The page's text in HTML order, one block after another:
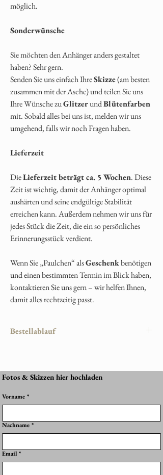
möglich.
Sonderwünsche
Sie möchten den Anhänger anders gestaltet
haben? Sehr gern.
Senden Sie uns einfach IhreSkizze(am besten
zusammen mit der Asche) und teilen Sie uns
Ihre Wünsche zuGlitzerundBlütenfarben
mit. Sobald alles bei uns ist, melden wir uns
umgehend, falls wir noch Fragen haben.
Lieferzeit
DieLieferzeit beträgt ca. 5 Wochen. Diese
Zeit ist wichtig, damit der Anhänger optimal
aushärten und seine endgültige Stabilität
erreichen kann. Außerdem nehmen wir uns für
jedes Stück die Zeit, die ein so persönliches
Erinnerungsstück verdient.
Wenn Sie „Paulchen“ alsGeschenkbenötigen
und einen bestimmten Termin im Blick haben,
kontaktieren Sie uns gern – wir helfen Ihnen,
damit alles rechtzeitig passt.
Bestellablauf
ab:
Wählen Sie Ihr gewünschtes Schmuckstück im
oder Armband.
2. Gestaltung festlegen
Im Produkt können Sie folgende Optionen
bestimmen:
Fotos & Skizzen hier hochladen
Vorname *
Nachname *
Email *